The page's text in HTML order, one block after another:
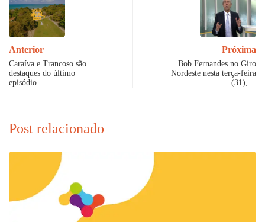
Anterior
Caraíva e Trancoso são
destaques do último
episódio…
Próxima
Bob Fernandes no Giro
Nordeste nesta terça-feira
(31),…
Post relacionado